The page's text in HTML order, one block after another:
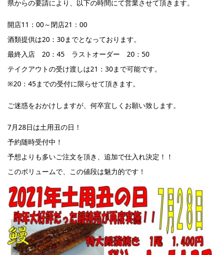
県からの要請により、以下の時間にて営業させて頂きます。
開店11：00～閉店21：00
酒類提供は20：30までとなっております。
最終入店 20：45 ラストオーダー 20：50
テイクアウトの受け渡しは21：30まで可能です。
※20：45までの受付に限らせて頂きます。
ご迷惑をおかけしますが、何卒宜しくお願い致します。
7月28日は土用丑の日！
予約随時受付中！
予想よりも多いご注文を頂き、追加で仕入れ決定！！
このボリュームで、この値段は魅力的です！